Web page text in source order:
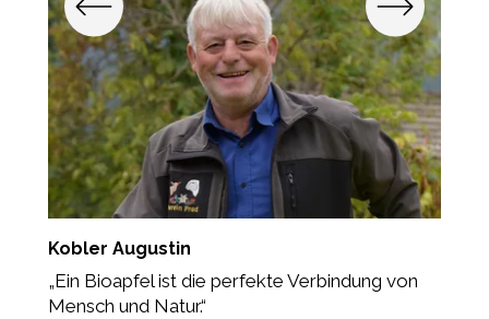
Kobler Augustin
„Ein Bioapfel ist die perfekte Verbindung von
Mensch und Natur.“